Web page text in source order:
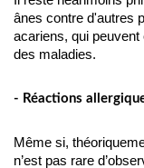
ânes contre d'autres
acariens, qui
des maladies.
- Réactions
Même si,
n’est pas rare